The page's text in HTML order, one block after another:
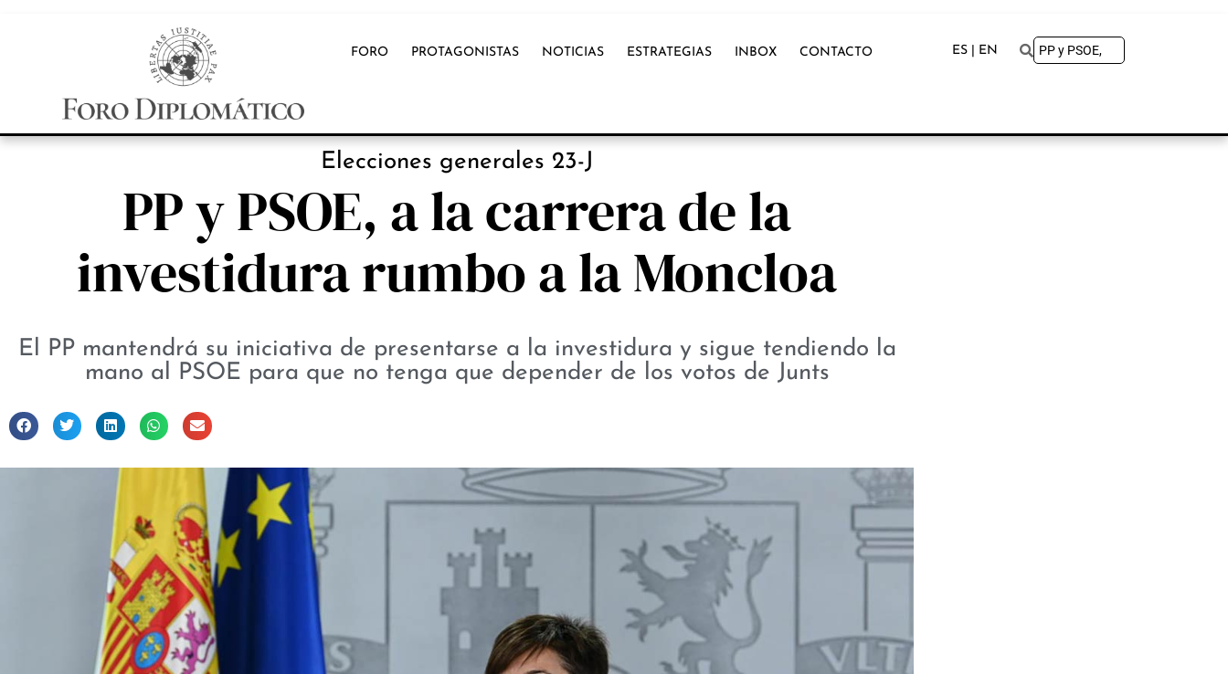
FORO PROTAGONISTAS NOTICIAS ESTRATEGIAS INBOX CONTACTO ES | EN
Elecciones generales 23-J
PP y PSOE, a la carrera de la
investidura rumbo a la Moncloa
El PP mantendrá su iniciativa de presentarse a la investidura y sigue tendiendo la
mano al PSOE para que no tenga que depender de los votos de Junts